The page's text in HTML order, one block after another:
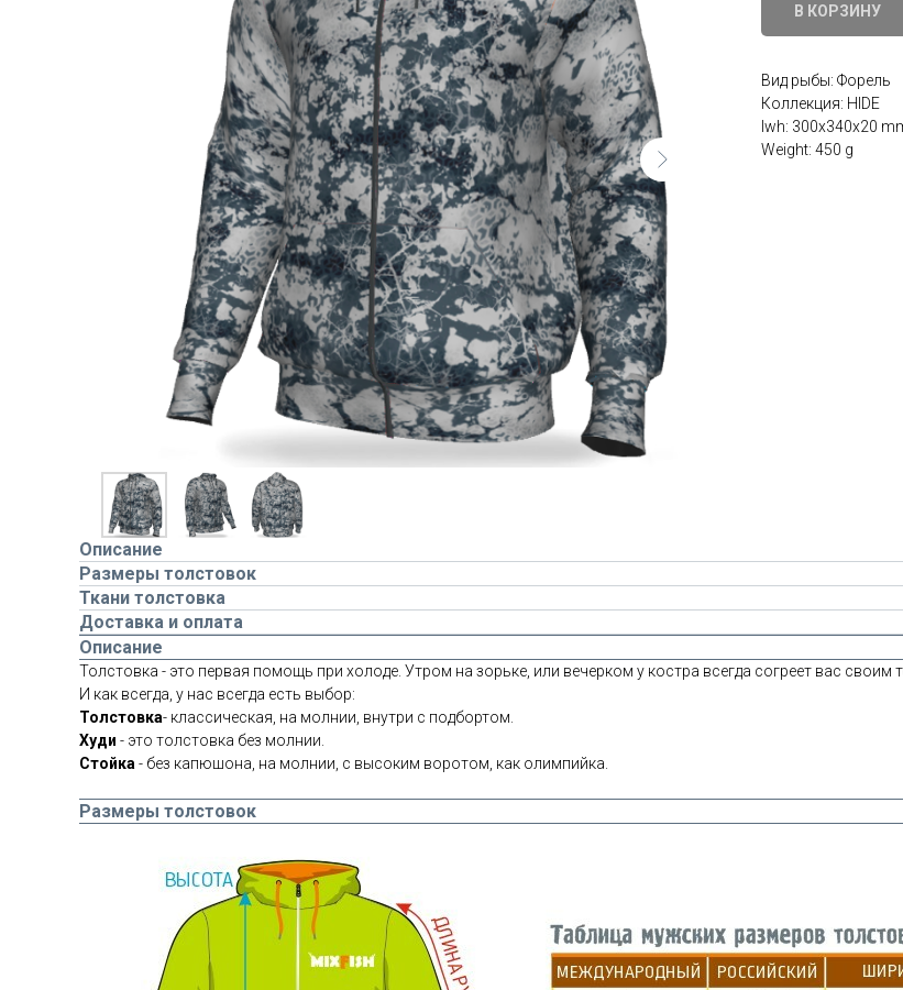
В КОРЗИНУ
Вид рыбы: Форель
Коллекция: HIDE
lwh: 300x340x20
Weight: 450 g
Описание
Размеры толстовок
Ткани толстовка
Доставка и оплата
Описание
Толстовка - это первая помощь при холоде. Утром на зорьке, или вечерком у костра всегда согреет вас своим
И как всегда, у нас всегда есть выбор:
Толстовка- классическая, на молнии, внутри с подбортом.
Худи - это толстовка без молнии.
Стойка - без капюшона, на молнии, с высоким воротом, как олимпийка.
Размеры толстовок